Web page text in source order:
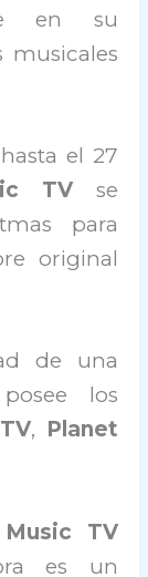
en su
musicales
el 27
TVse
para
original
de una
los
, Planet
Music TV
es un